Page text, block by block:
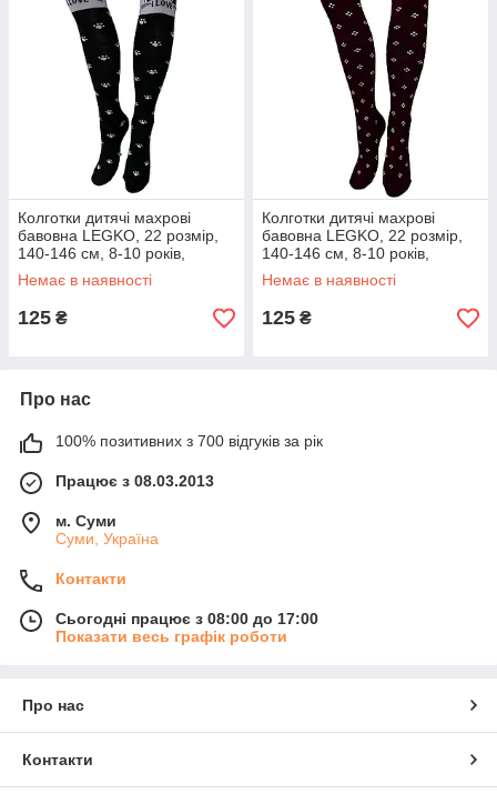
Колготки дитячі махрові
бавовна LEGKO, 22 розмір,
140-146 см, 8-10 років,
019704
Немає в наявності
125 ₴
Колготки дитячі махрові
бавовна LEGKO, 22 розмір,
140-146 см, 8-10 років,
019706
Немає в наявності
125 ₴
Про нас
100% позитивних з 700 відгуків за рік
Працює з 08.03.2013
м. Суми
Суми, Україна
Контакти
Сьогодні працює з 08:00 до 17:00
Показати весь графік роботи
Про нас
Контакти